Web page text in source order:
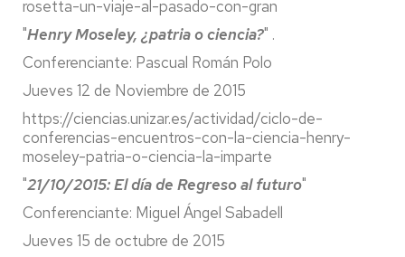
rosetta-un-viaje-al-pasado-con-gran
"Henry Moseley, ¿patria o ciencia?" .
Conferenciante: Pascual Román Polo
Jueves 12 de Noviembre de 2015
https://ciencias.unizar.es/actividad/ciclo-de-
conferencias-encuentros-con-la-ciencia-henry-
moseley-patria-o-ciencia-la-imparte
"21/10/2015: El día de Regreso al futuro"
Conferenciante: Miguel Ángel Sabadell
Jueves 15 de octubre de 2015